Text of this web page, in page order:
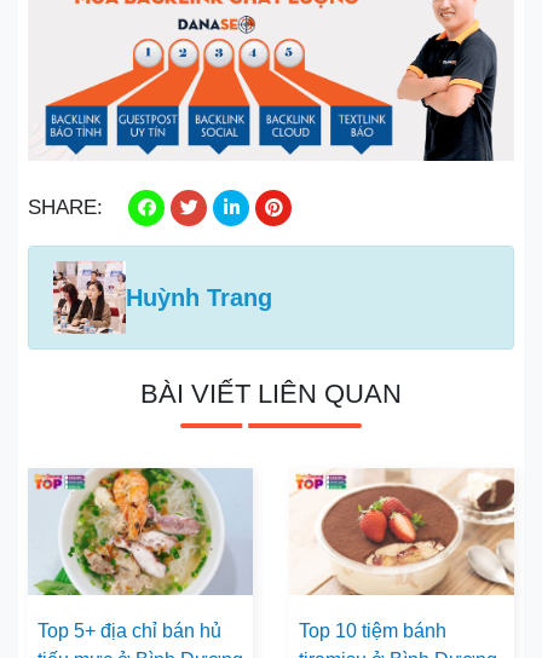
SHARE:
Huỳnh Trang
BÀI VIẾT LIÊN QUAN
Top 5+ địa chỉ bán hủ
Top 10 tiệm bánh